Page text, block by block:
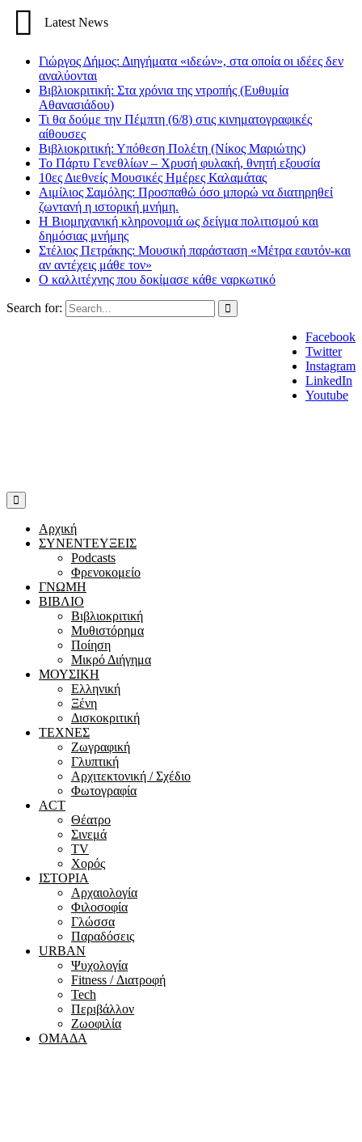
Latest News
Γιώργος Δήμος: Διηγήματα «ιδεών», στα οποία οι ιδέες δεν
αναλύονται
Βιβλιοκριτική: Στα χρόνια της ντροπής (Ευθυμία
Αθανασιάδου)
Τι θα δούμε την Πέμπτη (6/8) στις κινηματογραφικές
αίθουσες
Βιβλιοκριτική: Υπόθεση Πολέτη (Νίκος Μαριώτης)
Το Πάρτυ Γενεθλίων – Χρυσή φυλακή, θνητή εξουσία
10ες Διεθνείς Μουσικές Ημέρες Καλαμάτας
Αιμίλιος Σαμόλης: Προσπαθώ όσο μπορώ να διατηρηθεί
ζωντανή η ιστορική μνήμη.
Η Βιομηχανική κληρονομιά ως δείγμα πολιτισμού και
δημόσιας μνήμης
Στέλιος Πετράκης: Μουσική παράσταση «Μέτρα εαυτόν-και
αν αντέχεις μάθε τον»
Ο καλλιτέχνης που δοκίμασε κάθε ναρκωτικό
Search for:
Facebook
Twitter
Instagram
LinkedIn
Youtube
Αρχική
ΣΥΝΕΝΤΕΥΞΕΙΣ
Podcasts
Φρενοκομείο
ΓΝΩΜΗ
ΒΙΒΛΙΟ
Βιβλιοκριτική
Μυθιστόρημα
Ποίηση
Μικρό Διήγημα
ΜΟΥΣΙΚΗ
Ελληνική
Ξένη
Δισκοκριτική
ΤΕΧΝΕΣ
Ζωγραφική
Γλυπτική
Αρχιτεκτονική / Σχέδιο
Φωτογραφία
ACT
Θέατρο
Σινεμά
ΤV
Χορός
ΙΣΤΟΡΙΑ
Αρχαιολογία
Φιλοσοφία
Γλώσσα
Παραδόσεις
URBAN
Ψυχολογία
Fitness / Διατροφή
Tech
Περιβάλλον
Ζωοφιλία
ΟΜΑΔΑ